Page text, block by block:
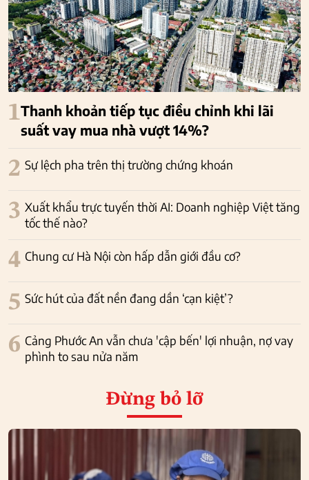
1Thanh khoản tiếp tục điều chỉnh khi lãi
suất vay mua nhà vượt 14%?
2 Sự lệch pha trên thị trường chứng khoán
3 Xuất khẩu trực tuyến thời AI: Doanh nghiệp Việt tăng
tốc thế nào?
4 Chung cư Hà Nội còn hấp dẫn giới đầu cơ?
5 Sức hút của đất nền đang dần ‘cạn kiệt’?
6 Cảng Phước An vẫn chưa 'cập bến' lợi nhuận, nợ vay
phình to sau nửa năm
Đừng bỏ lỡ